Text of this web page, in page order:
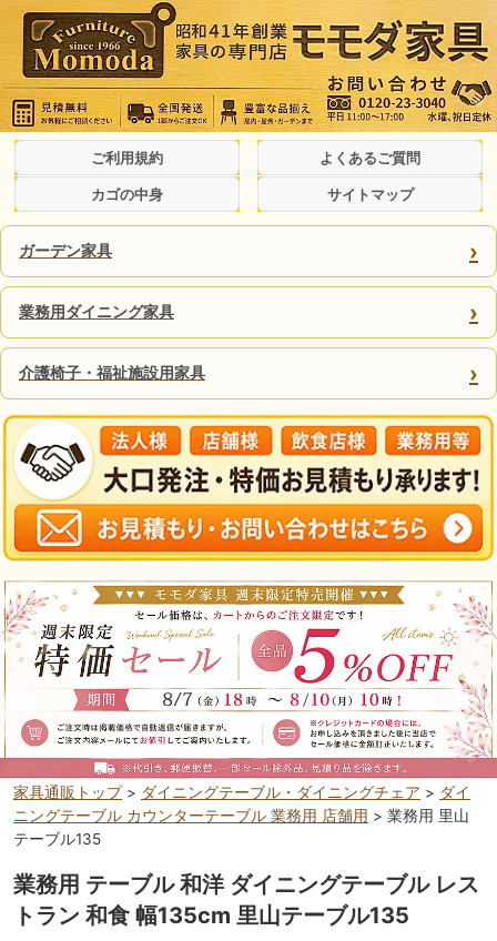
ご利用規約 よくあるご質問
カゴの中身 サイトマップ
ガーデン家具 ›
業務用ダイニング家具 ›
介護椅子・福祉施設用家具 ›
家具通販トップ> ダイニングテーブル・ダイニングチェア > ダイ
ニングテーブル カウンターテーブル 業務用 店舗用 > 業務用 里山
テーブル135
業務用 テーブル 和洋 ダイニングテーブル レス
トラン 和食 幅135cm 里山テーブル135